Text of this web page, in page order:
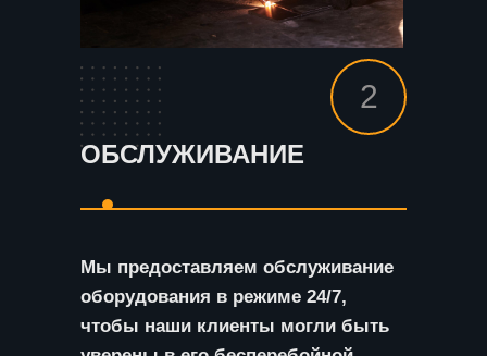
2
ОБСЛУЖИВАНИЕ
Мы предоставляем обслуживание
оборудования в режиме 24/7,
чтобы наши клиенты могли быть